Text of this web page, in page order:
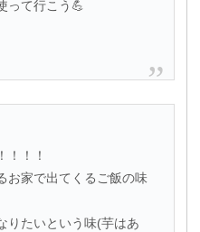
って行こう💪
！！！
お家で出てくるご飯の味
りたいという味(芋はあ